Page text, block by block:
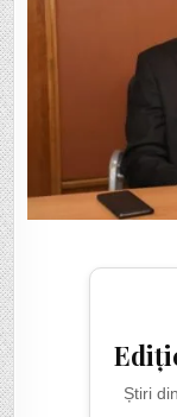
Știri